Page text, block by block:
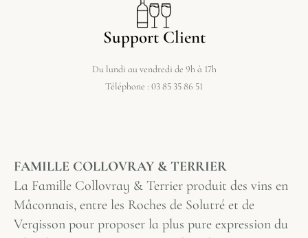
Support Client
Du lundi au vendredi de 9h à 17h
Téléphone : 03 85 35 86 51
FAMILLE COLLOVRAY & TERRIER
La Famille Collovray & Terrier produit des vins en
Mâconnais, entre les Roches de Solutré et de
Vergisson pour proposer la plus pure expression du